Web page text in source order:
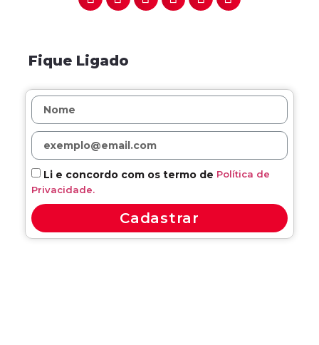
Fique Ligado
Li e concordo com os termo de Política de
Privacidade.
Cadastrar